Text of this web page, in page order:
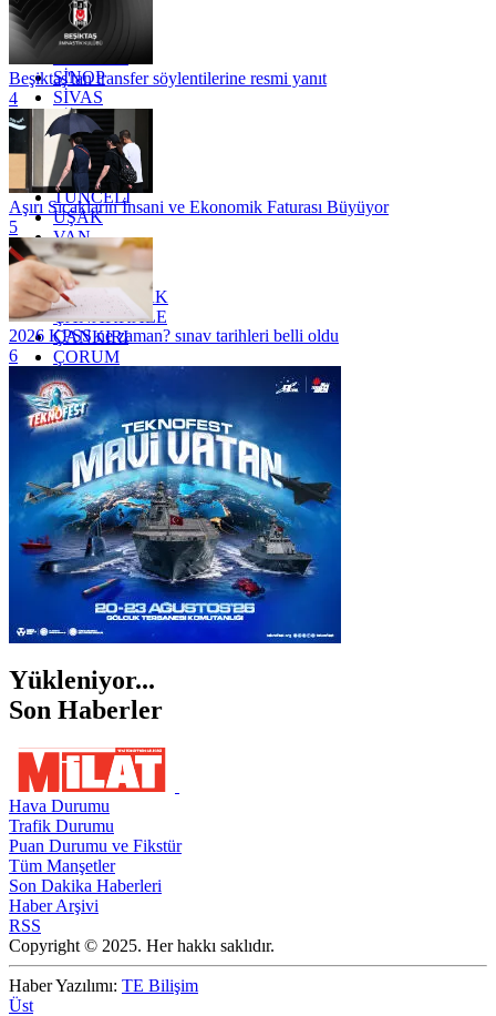
RİZE
SAKARYA
SİNOP
SİVAS
SİİRT
TEKİRDAĞ
TOKAT
TRABZON
TUNCELİ
UŞAK
VAN
YALOVA
YOZGAT
ZONGULDAK
ÇANAKKALE
ÇANKIRI
ÇORUM
İSTANBUL
İZMİR
ŞANLIURFA
ŞIRNAK
Beşiktaş'tan transfer söylentilerine resmi yanıt
4
Aşırı Sıcakların İnsani ve Ekonomik Faturası Büyüyor
5
2026 KPSS ne zaman? sınav tarihleri belli oldu
6
Yükleniyor...
Son Haberler
Hava Durumu
Trafik Durumu
Puan Durumu ve Fikstür
Tüm Manşetler
Son Dakika Haberleri
Haber Arşivi
RSS
Copyright © 2025. Her hakkı saklıdır.
Haber Yazılımı: TE Bilişim
Üst